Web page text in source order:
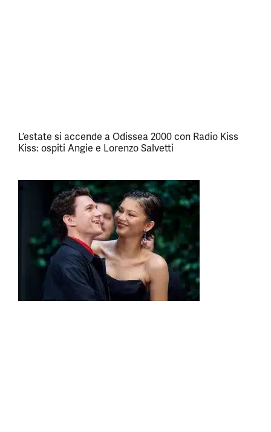
L’estate si accende a Odissea 2000 con Radio Kiss
Kiss: ospiti Angie e Lorenzo Salvetti